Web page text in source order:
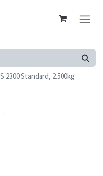
2300 Standard, 2.500kg